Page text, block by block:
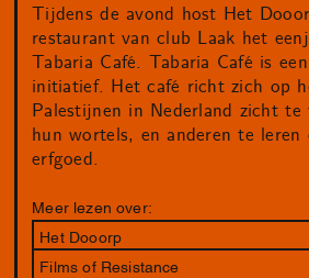
Tijdens de avond host Het
restaurant van club Laak het
Tabaria Café. Tabaria Café is
initiatief. Het café richt zich op
Palestijnen in Nederland zicht te
hun wortels, en anderen te leren
erfgoed.
Meer lezen over:
Het Dooorp
Films of Resistance